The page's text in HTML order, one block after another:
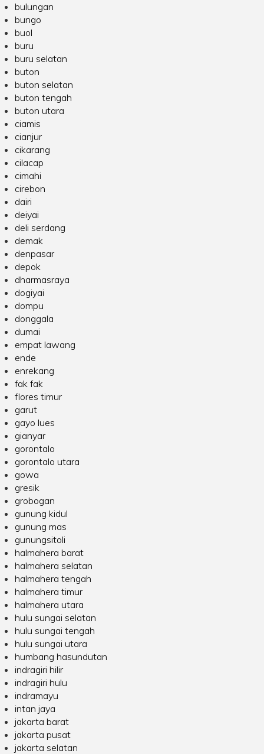
bulungan
bungo
buol
buru
buru selatan
buton
buton selatan
buton tengah
buton utara
ciamis
cianjur
cikarang
cilacap
cimahi
cirebon
dairi
deiyai
deli serdang
demak
denpasar
depok
dharmasraya
dogiyai
dompu
donggala
dumai
empat lawang
ende
enrekang
fak fak
flores timur
garut
gayo lues
gianyar
gorontalo
gorontalo utara
gowa
gresik
grobogan
gunung kidul
gunung mas
gunungsitoli
halmahera barat
halmahera selatan
halmahera tengah
halmahera timur
halmahera utara
hulu sungai selatan
hulu sungai tengah
hulu sungai utara
humbang hasundutan
indragiri hilir
indragiri hulu
indramayu
intan jaya
jakarta barat
jakarta pusat
jakarta selatan